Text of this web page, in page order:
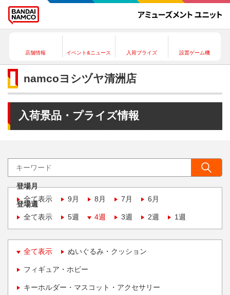
店舗情報 イベント&ニュース 入荷プライズ 設置ゲーム機
namcoヨシヅヤ清洲店
入荷景品・プライズ情報
登場月
全て表示
9月 8月 7月 6月
登場週
全て表示
5週 4週 3週 2週 1週
全て表示 ぬいぐるみ・クッション
フィギュア・ホビー
キーホルダー・マスコット・アクセサリー